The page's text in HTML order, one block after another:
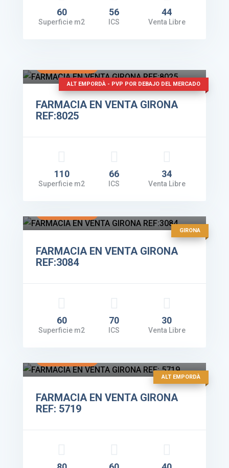
60
Superficie m2
56
ICS
44
Venta Libre
ALT EMPORDÀ - PVP POR DEBAJO DEL MERCADO
FARMACIA EN VENTA GIRONA
REF:8025
110
Superficie m2
66
ICS
34
Venta Libre
GIRONA
FARMACIA EN VENTA GIRONA
REF:3084
60
Superficie m2
70
ICS
30
Venta Libre
ALT EMPORDÀ
FARMACIA EN VENTA GIRONA
REF: 5719